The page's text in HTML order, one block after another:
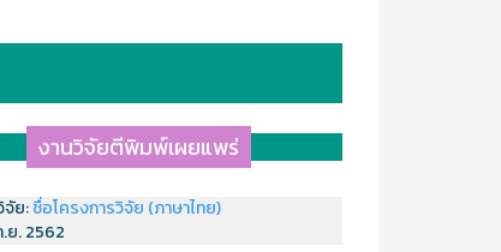
งานวิจัยตีพิมพ์เผยแพร่
จัย:ชื่อโครงการวิจัย (ภาษาไทย)
ย. 2562